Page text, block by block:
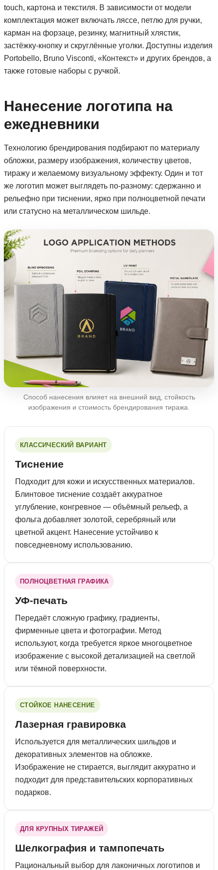
touch, картона и текстиля. В зависимости от модели
комплектация может включать ляссе, петлю для ручки,
карман на форзаце, резинку, магнитный хлястик,
застёжку-кнопку и скруглённые уголки. Доступны изделия
Portobello, Bruno Visconti, «Контекст» и других брендов, а
также готовые наборы с ручкой.
Нанесение логотипа на
ежедневники
Технологию брендирования подбирают по материалу
обложки, размеру изображения, количеству цветов,
тиражу и желаемому визуальному эффекту. Один и тот
же логотип может выглядеть по-разному: сдержанно и
рельефно при тиснении, ярко при полноцветной печати
или статусно на металлическом шильде.
Способ нанесения влияет на внешний вид, стойкость
изображения и стоимость брендирования тиража.
КЛАССИЧЕСКИЙ ВАРИАНТ
Тиснение
Подходит для кожи и искусственных материалов.
Блинтовое тиснение создаёт аккуратное
углубление, конгревное — объёмный рельеф, а
фольга добавляет золотой, серебряный или
цветной акцент. Нанесение устойчиво к
повседневному использованию.
ПОЛНОЦВЕТНАЯ ГРАФИКА
УФ-печать
Передаёт сложную графику, градиенты,
фирменные цвета и фотографии. Метод
используют, когда требуется яркое многоцветное
изображение с высокой детализацией на светлой
или тёмной поверхности.
СТОЙКОЕ НАНЕСЕНИЕ
Лазерная гравировка
Используется для металлических шильдов и
декоративных элементов на обложке.
Изображение не стирается, выглядит аккуратно и
подходит для представительских корпоративных
подарков.
ДЛЯ КРУПНЫХ ТИРАЖЕЙ
Шелкография и тампопечать
Рациональный выбор для лаконичных логотипов и